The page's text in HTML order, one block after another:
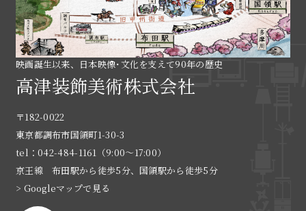
映画誕生以来、日本映像･文化を支えて90年の歴史
高津装飾美術株式会社
〒182-0022
東京都調布市国領町1-30-3
tel：042-484-1161（9:00〜17:00）
京王線 布田駅から徒歩5分、国領駅から徒歩5分
> Googleマップで見る